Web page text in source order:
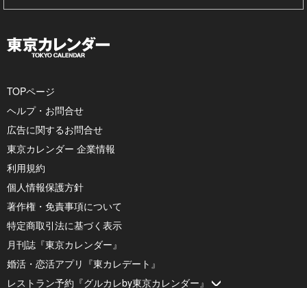
TOPページ
ヘルプ・お問合せ
広告に関するお問合せ
東京カレンダー 企業情報
利用規約
個人情報保護方針
著作権・免責事項について
特定商取引法に基づく表示
月刊誌『東京カレンダー』
婚活・恋活アプリ『東カレデート』
レストラン予約『グルカレby東京カレンダー』